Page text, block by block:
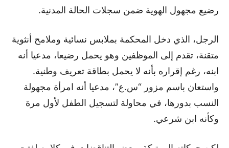
رضيع مجهول الهوية ضمن سجلات الحالة المدنية.
الرجل، الذي دخل المحكمة بملابس نسائية وملامح أنثوية
متقنة، تقدم إلى الموظفين وهو يحمل رضيعا، مدعيا أنه
ابنه، رغم إقراره بأنه لا يحمل بطاقة تعريف وطنية.
واستعان باسم مزور “س.ع”، مدعيا أنه امرأة مجهولة
النسب بدورها، في محاولة لتسجيل الطفل لأول مرة
وكأنه ابن شرعي.